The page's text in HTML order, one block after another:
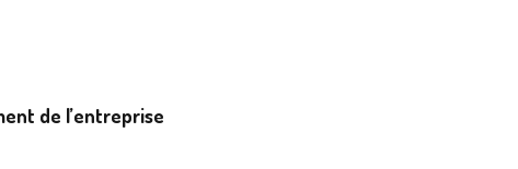
de l’entreprise